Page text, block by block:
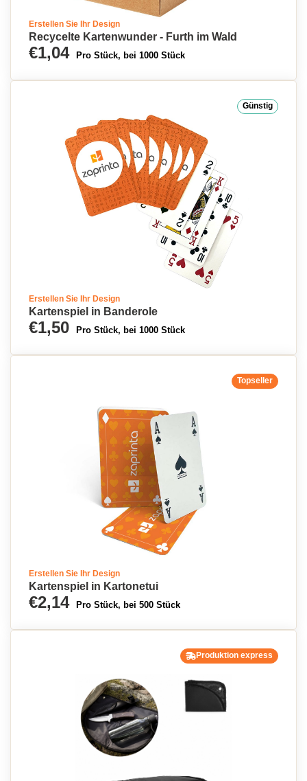
Erstellen Sie Ihr Design
Recycelte Kartenwunder - Furth im Wald
€1,04 Pro Stück, bei 1000 Stück
Günstig
Erstellen Sie Ihr Design
Kartenspiel in Banderole
€1,50 Pro Stück, bei 1000 Stück
Topseller
Erstellen Sie Ihr Design
Kartenspiel in Kartonetui
€2,14 Pro Stück, bei 500 Stück
Produktion express